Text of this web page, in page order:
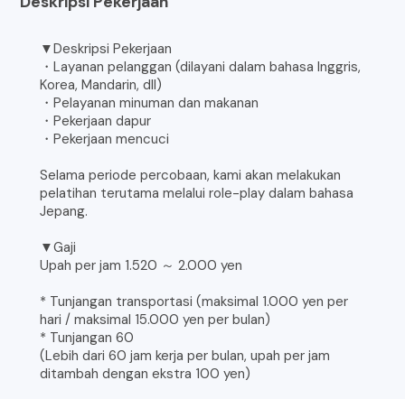
▼Deskripsi Pekerjaan
・Layanan pelanggan (dilayani dalam bahasa Inggris,
Korea, Mandarin, dll)
・Pelayanan minuman dan makanan
・Pekerjaan dapur
・Pekerjaan mencuci
Selama periode percobaan, kami akan melakukan
pelatihan terutama melalui role-play dalam bahasa
Jepang.
▼Gaji
Upah per jam 1.520 ～ 2.000 yen
* Tunjangan transportasi (maksimal 1.000 yen per
hari / maksimal 15.000 yen per bulan)
* Tunjangan 60
(Lebih dari 60 jam kerja per bulan, upah per jam
ditambah dengan ekstra 100 yen)